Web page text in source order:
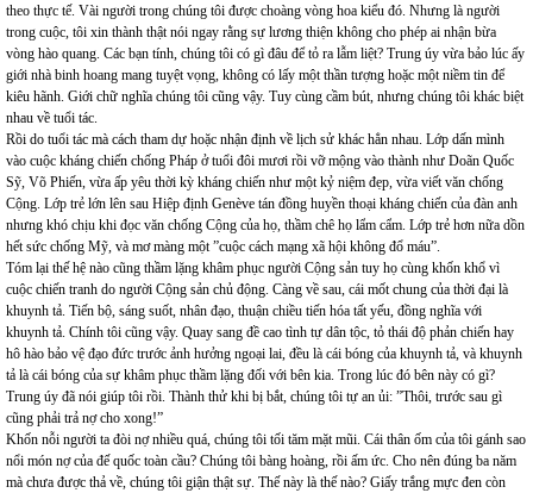
theo thực tế. Vài người trong chúng tôi được choàng vòng hoa kiểu đó. Nhưng là người
trong cuộc, tôi xin thành thật nói ngay rằng sự lương thiện không cho phép ai nhận bừa
vòng hào quang. Các bạn tính, chúng tôi có gì đâu để tỏ ra lẫm liệt? Trung úy vừa bảo lúc ấy
giới nhà binh hoang mang tuyệt vọng, không có lấy một thần tượng hoặc một niềm tin để
kiêu hãnh. Giới chữ nghĩa chúng tôi cũng vậy. Tuy cùng cầm bút, nhưng chúng tôi khác biệt
nhau về tuổi tác.
Rồi do tuổi tác mà cách tham dự hoặc nhận định về lịch sử khác hẳn nhau. Lớp dấn mình
vào cuộc kháng chiến chống Pháp ở tuổi đôi mươi rồi vỡ mộng vào thành như Doãn Quốc
Sỹ, Võ Phiến, vừa ấp yêu thời kỳ kháng chiến như một kỷ niệm đẹp, vừa viết văn chống
Cộng. Lớp trẻ lớn lên sau Hiệp định Genève tán đồng huyền thoại kháng chiến của đàn anh
nhưng khó chịu khi đọc văn chống Cộng của họ, thầm chê họ lẩm cẩm. Lớp trẻ hơn nữa dồn
hết sức chống Mỹ, và mơ màng một ”cuộc cách mạng xã hội không đổ máu”.
Tóm lại thế hệ nào cũng thầm lặng khâm phục người Cộng sản tuy họ cùng khốn khổ vì
cuộc chiến tranh do người Cộng sản chủ động. Càng về sau, cái mốt chung của thời đại là
khuynh tả. Tiến bộ, sáng suốt, nhân đạo, thuận chiều tiến hóa tất yếu, đồng nghĩa với
khuynh tả. Chính tôi cũng vậy. Quay sang đề cao tình tự dân tộc, tỏ thái độ phản chiến hay
hô hào bảo vệ đạo đức trước ảnh hưởng ngoại lai, đều là cái bóng của khuynh tả, và khuynh
tả là cái bóng của sự khâm phục thầm lặng đối với bên kia. Trong lúc đó bên này có gì?
Trung úy đã nói giúp tôi rồi. Thành thử khi bị bắt, chúng tôi tự an ủi: ”Thôi, trước sau gì
cũng phải trả nợ cho xong!”
Khốn nỗi người ta đòi nợ nhiều quá, chúng tôi tối tăm mặt mũi. Cái thân ốm của tôi gánh sao
nổi món nợ của đế quốc toàn cầu? Chúng tôi bàng hoàng, rồi ấm ức. Cho nên đúng ba năm
mà chưa được thả về, chúng tôi giận thật sự. Thế này là thế nào? Giấy trắng mực đen còn